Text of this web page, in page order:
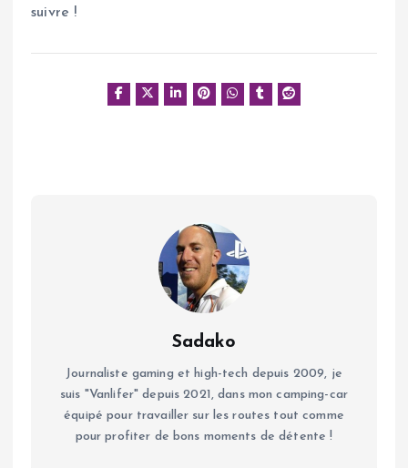
suivre !
Sadako
Journaliste gaming et high-tech depuis 2009, je
suis "Vanlifer" depuis 2021, dans mon camping-car
équipé pour travailler sur les routes tout comme
pour profiter de bons moments de détente !